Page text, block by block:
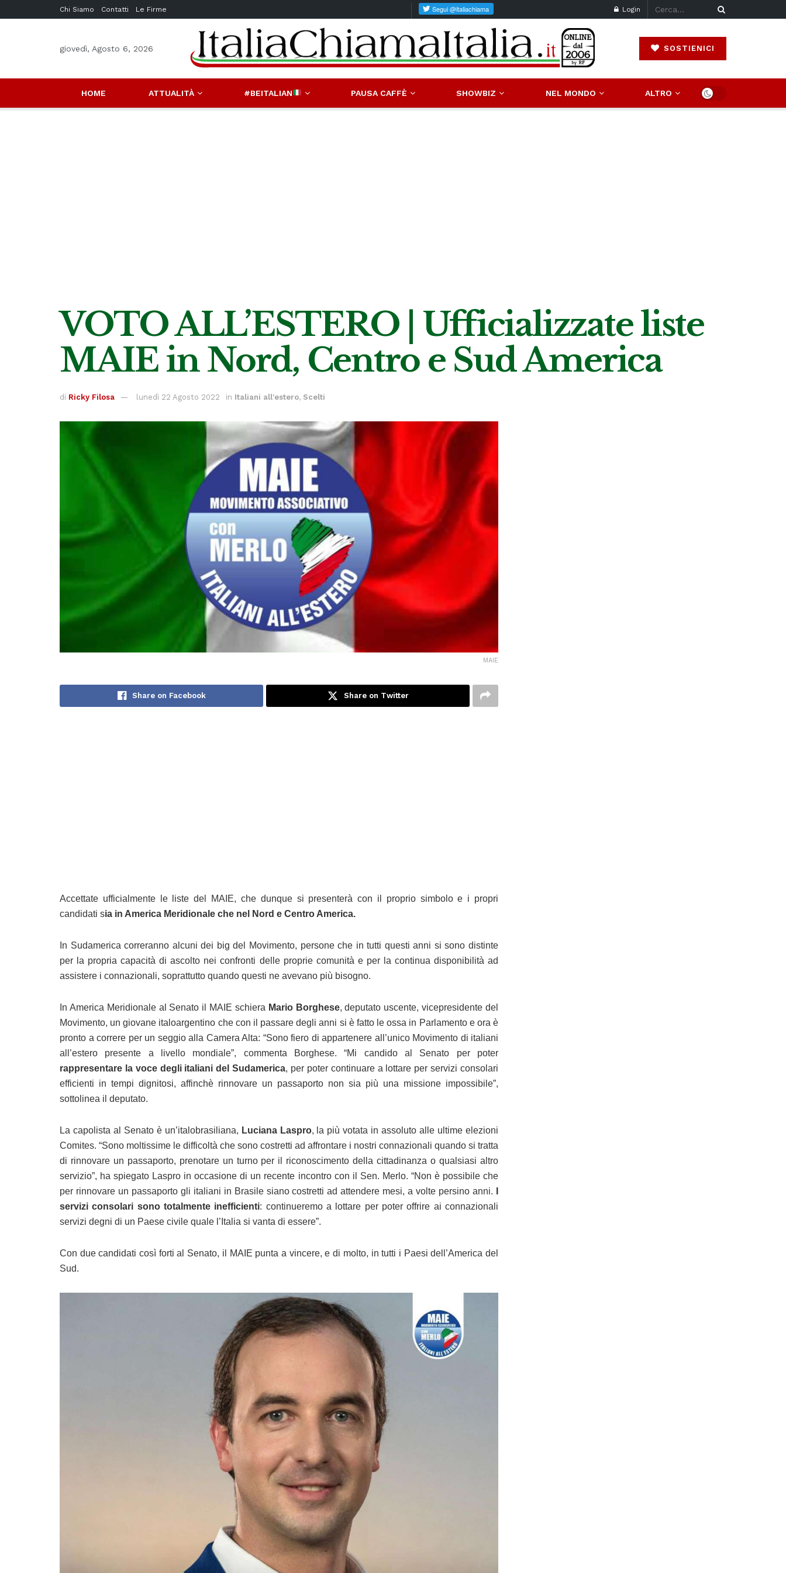
Chi Siamo Contatti Le Firme Login
giovedì, Agosto 6, 2026 SOSTIENICI
HOME ATTUALITÀ #BEITALIAN PAUSA CAFFÈ SHOWBIZ NEL MONDO ALTRO
VOTO ALL’ESTERO | Ufficializzate liste
MAIE in Nord, Centro e Sud America
di Ricky Filosa lunedì 22 Agosto 2022 in Italiani all'estero, Scelti
MAIE
Share on Facebook Share on Twitter
Accettate ufficialmente le liste del MAIE, che dunque si presenterà con il proprio simbolo e i propri
candidati sia in America Meridionale che nel Nord e Centro America.
In Sudamerica correranno alcuni dei big del Movimento, persone che in tutti questi anni si sono distinte
per la propria capacità di ascolto nei confronti delle proprie comunità e per la continua disponibilità ad
assistere i connazionali, soprattutto quando questi ne avevano più bisogno.
In America Meridionale al Senato il MAIE schiera Mario Borghese, deputato uscente, vicepresidente del
Movimento, un giovane italoargentino che con il passare degli anni si è fatto le ossa in Parlamento e ora è
pronto a correre per un seggio alla Camera Alta: “Sono fiero di appartenere all’unico Movimento di italiani
all’estero presente a livello mondiale”, commenta Borghese. “Mi candido al Senato per poter
rappresentare la voce degli italiani del Sudamerica, per poter continuare a lottare per servizi consolari
efficienti in tempi dignitosi, affinchè rinnovare un passaporto non sia più una missione impossibile”,
sottolinea il deputato.
La capolista al Senato è un’italobrasiliana, Luciana Laspro, la più votata in assoluto alle ultime elezioni
Comites. “Sono moltissime le difficoltà che sono costretti ad affrontare i nostri connazionali quando si tratta
di rinnovare un passaporto, prenotare un turno per il riconoscimento della cittadinanza o qualsiasi altro
servizio”, ha spiegato Laspro in occasione di un recente incontro con il Sen. Merlo. “Non è possibile che
per rinnovare un passaporto gli italiani in Brasile siano costretti ad attendere mesi, a volte persino anni.
servizi consolari sono totalmente inefficienti: continueremo a lottare per poter offrire ai connazionali
servizi degni di un Paese civile quale l’Italia si vanta di essere”.
Con due candidati così forti al Senato, il MAIE punta a vincere, e di molto, in tutti i Paesi dell’America del
Sud.